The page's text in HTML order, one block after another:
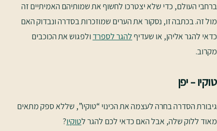
ברחבי העולם, כדי שלא יצטרכו לחשוף את שמותיהם האמיתיים זה
מול זה. בכתבה זו, נסקור את הערים שמוזכרות בסדרה ונבדוק האם
כדאי להגר אליהן, או שעדיףלהגר לספרד ולפגוש את הכוכבים
מקרוב.
טוקיו – יפן
גיבורת הסדרה בחרה לעצמה את הכינוי “טוקיו”, שללא ספק מתאים
מאוד ללוק שלה, אבל האם כדאי לכם להגר לטוקיו?